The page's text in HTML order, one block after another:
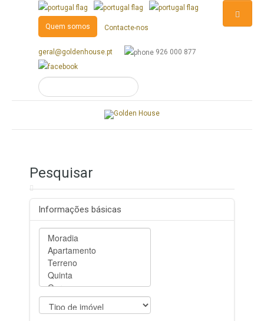
Quem somos Contacte-nos
geral@goldenhouse.pt 926 000 877
Pesquisar
Informações básicas